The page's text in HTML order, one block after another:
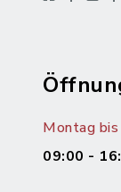
Montag
09:00 -